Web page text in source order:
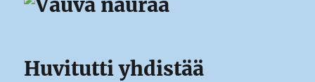
Huvitutti yhdistää